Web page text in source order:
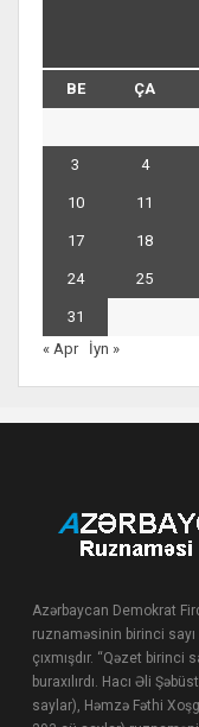
BE ÇA
3 4
10 11
17 18
24 25
31
« Apr
İyn »
Azərbaycan Demokrat
ruznaməsinin birinci sayı
çıxmışdır. “Qəzet
buraxılırdı. Hacı Əli
saylar), Həmzə Fəthi